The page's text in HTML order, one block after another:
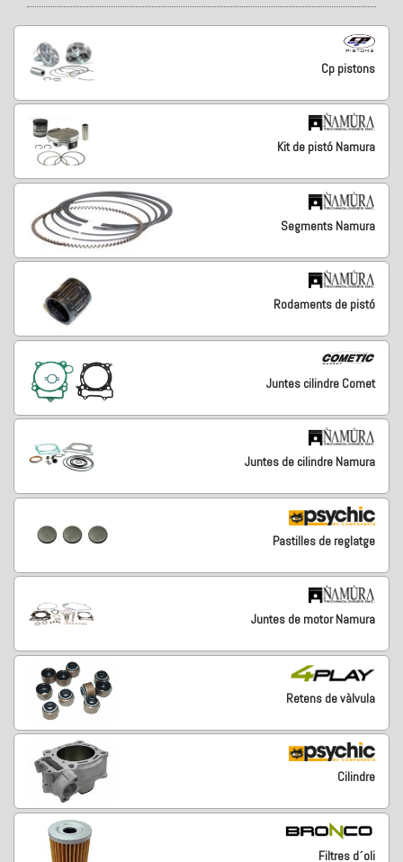
Cp pistons
Kit de pistó Namura
Segments Namura
Rodaments de pistó
Juntes cilindre Comet
Juntes de cilindre Namura
Pastilles de reglatge
Juntes de motor Namura
Retens de vàlvula
Cilindre
Filtres d´oli